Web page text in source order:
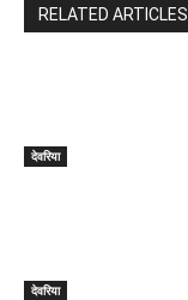
RELATED ARTICLES
देवरिया
देवरिया